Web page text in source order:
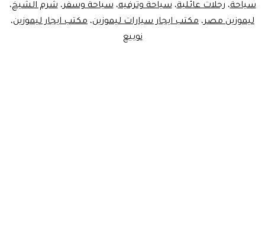
سياحة، رحلات عائلية،سياحة وترفيه،سياحة وسفر،شرم الشيخ،
ليموزين مصر، مكتب ايجار سيارات ليموزين، مكتب ايجار ليموزين،
نوبيع